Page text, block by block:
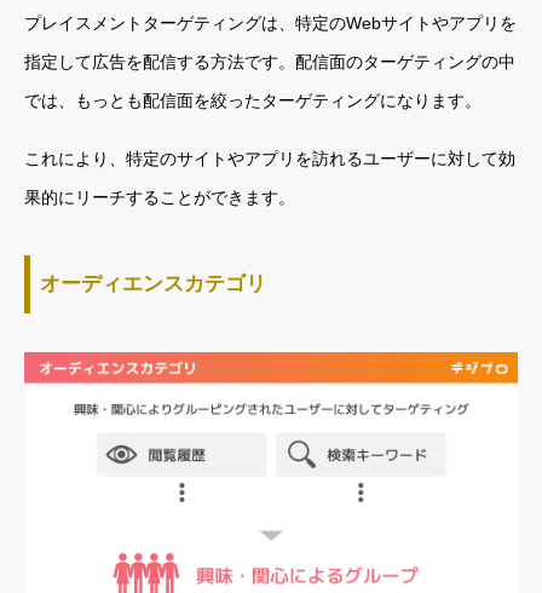
プレイスメントターゲティングは、特定のWebサイトやアプリを
指定して広告を配信する方法です。配信面のターゲティングの中
では、もっとも配信面を絞ったターゲティングになります。
これにより、特定のサイトやアプリを訪れるユーザーに対して効
果的にリーチすることができます。
オーディエンスカテゴリ